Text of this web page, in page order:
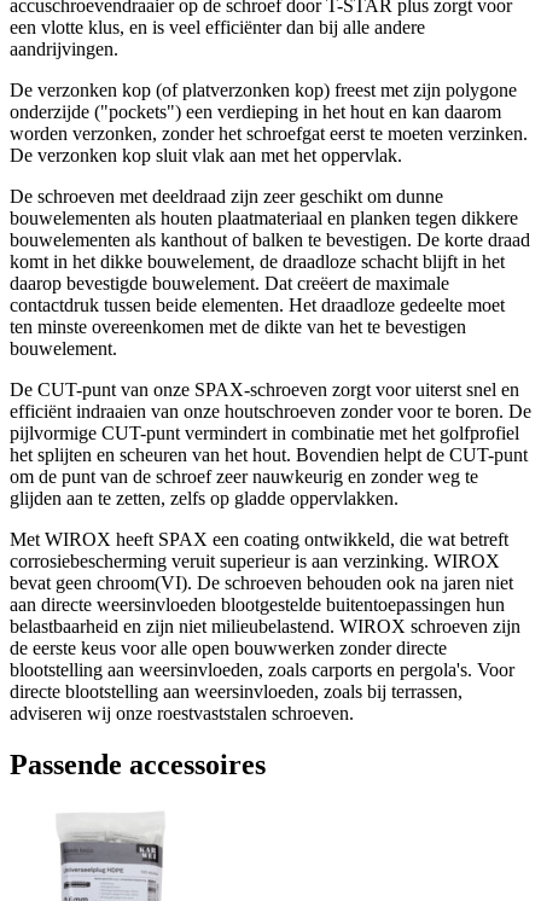
accuschroevendraaier op de schroef door T-STAR plus zorgt voor
een vlotte klus, en is veel efficiënter dan bij alle andere
aandrijvingen.
De verzonken kop (of platverzonken kop) freest met zijn polygone
onderzijde ("pockets") een verdieping in het hout en kan daarom
worden verzonken, zonder het schroefgat eerst te moeten verzinken.
De verzonken kop sluit vlak aan met het oppervlak.
De schroeven met deeldraad zijn zeer geschikt om dunne
bouwelementen als houten plaatmateriaal en planken tegen dikkere
bouwelementen als kanthout of balken te bevestigen. De korte draad
komt in het dikke bouwelement, de draadloze schacht blijft in het
daarop bevestigde bouwelement. Dat creëert de maximale
contactdruk tussen beide elementen. Het draadloze gedeelte moet
ten minste overeenkomen met de dikte van het te bevestigen
bouwelement.
De CUT-punt van onze SPAX-schroeven zorgt voor uiterst snel en
efficiënt indraaien van onze houtschroeven zonder voor te boren. De
pijlvormige CUT-punt vermindert in combinatie met het golfprofiel
het splijten en scheuren van het hout. Bovendien helpt de CUT-punt
om de punt van de schroef zeer nauwkeurig en zonder weg te
glijden aan te zetten, zelfs op gladde oppervlakken.
Met WIROX heeft SPAX een coating ontwikkeld, die wat betreft
corrosiebescherming veruit superieur is aan verzinking. WIROX
bevat geen chroom(VI). De schroeven behouden ook na jaren niet
aan directe weersinvloeden blootgestelde buitentoepassingen hun
belastbaarheid en zijn niet milieubelastend. WIROX schroeven zijn
de eerste keus voor alle open bouwwerken zonder directe
blootstelling aan weersinvloeden, zoals carports en pergola's. Voor
directe blootstelling aan weersinvloeden, zoals bij terrassen,
adviseren wij onze roestvaststalen schroeven.
Passende accessoires